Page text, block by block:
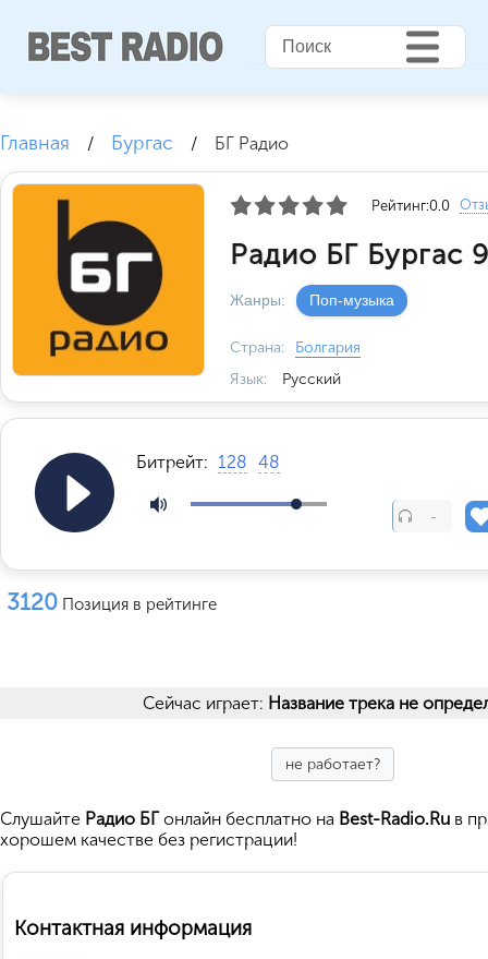
Главная / Бургас / БГ Радио
Рейтинг:0.0
Радио БГ Бургас
Жанры: Поп-музыка
Страна:
Болгария
Язык:
Русский
Битрейт: 128 48
-
3120 Позиция в рейтинге
Сейчас играет: Название трека не
не работает?
Cлушайте Радио БГонлайн бесплатно на Best-Radio.Ru в
хорошем качестве без регистрации!
Контактная информация